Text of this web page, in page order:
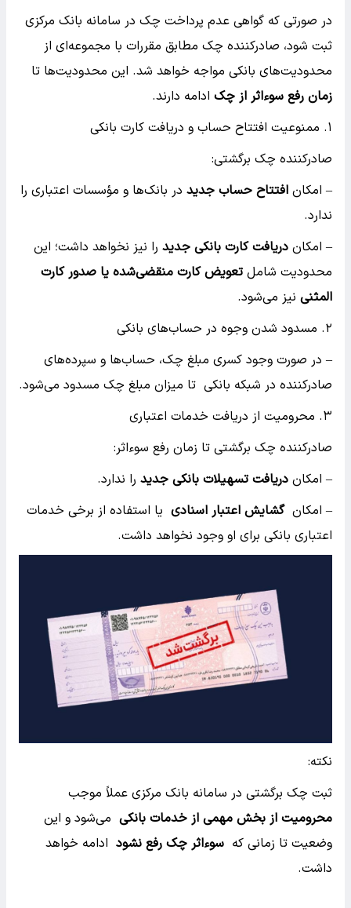
در صورتی که گواهی عدم پرداخت چک در سامانه بانک مرکزی
ثبت شود، صادرکننده چک مطابق مقررات با مجموعه‌ای از
محدودیت‌های بانکی مواجه خواهد شد. این محدودیت‌ها تا
زمان رفع سوءاثر از چک ادامه دارند.
۱. ممنوعیت افتتاح حساب و دریافت کارت بانکی
صادرکننده چک برگشتی:
– امکان افتتاح حساب جدید در بانک‌ها و مؤسسات اعتباری را
ندارد.
– امکان دریافت کارت بانکی جدید را نیز نخواهد داشت؛ این
محدودیت شاملتعویض کارت منقضی‌شده یا صدور کارت
المثنی نیز می‌شود.
۲. مسدود شدن وجوه در حساب‌های بانکی
– در صورت وجود کسری مبلغ چک، حساب‌ها و سپرده‌های
صادرکننده در شبکه بانکی تا میزان مبلغ چک مسدود می‌شود.
۳. محرومیت از دریافت خدمات اعتباری
صادرکننده چک برگشتی تا زمان رفع سوءاثر:
– امکان دریافت تسهیلات بانکی جدید را ندارد.
– امکانگشایش اعتبار اسنادی یا استفاده از برخی خدمات
اعتباری بانکی برای او وجود نخواهد داشت.
نکته:
ثبت چک برگشتی در سامانه بانک مرکزی عملاً موجب
محرومیت از بخش مهمی از خدمات بانکی می‌شود و این
وضعیت تا زمانی که سوءاثر چک رفع نشود ادامه خواهد
داشت.